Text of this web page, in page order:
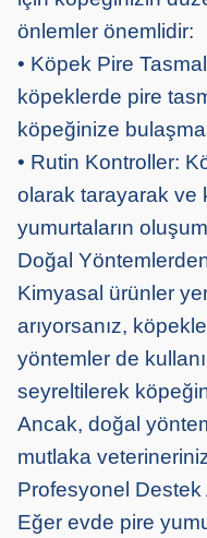
önlemler önemlidir:
• Köpek Pire
köpeklerde pire
köpeğinize
• Rutin Kontroller:
olarak tarayarak ve
yumurtaların
Doğal
Kimyasal ürünler
arıyorsanız,
yöntemler de
seyreltilerek
Ancak, doğal
mutlaka
Profesyonel Destek
Eğer evde pire